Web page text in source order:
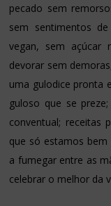
pecado sem
sem sentimentos
vegan, sem açúcar
devorar sem
uma gulodice pronta
guloso que se
conventual; receitas
que só estamos bem
a fumegar entre as
celebrar o melhor da